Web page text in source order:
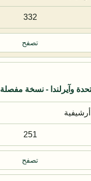
332
تصفح
وآيرلندا - نسخة مفصلة
251
تصفح